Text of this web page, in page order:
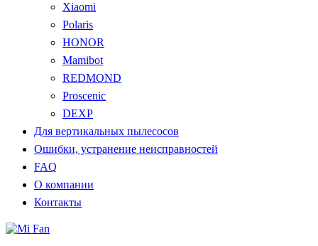
Xiaomi
Polaris
HONOR
Mamibot
REDMOND
Proscenic
DEXP
Для вертикальных пылесосов
Ошибки, устранение неисправностей
FAQ
О компании
Контакты